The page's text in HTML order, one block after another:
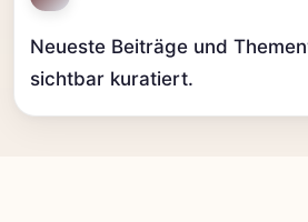
Neueste Beiträge und
sichtbar kuratiert.